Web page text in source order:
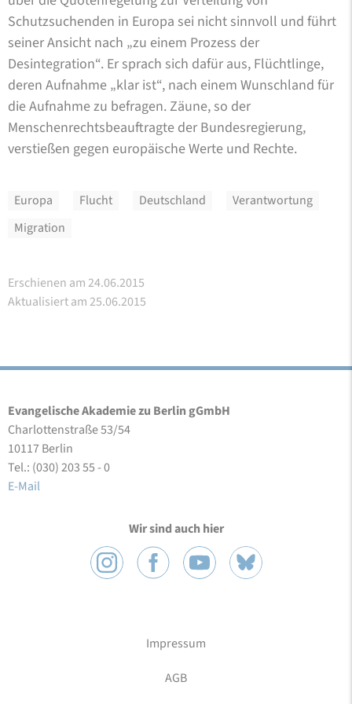
Schutzsuchenden in Europa sei nicht sinnvoll und führt
seiner Ansicht nach „zu einem Prozess der
Desintegration“. Er sprach sich dafür aus, Flüchtlinge,
deren Aufnahme „klar ist“, nach einem Wunschland für
die Aufnahme zu befragen. Zäune, so der
Menschenrechtsbeauftragte der Bundesregierung,
verstießen gegen europäische Werte und Rechte.
Europa Flucht Deutschland
Verantwortung
Migration
Erschienen am 24.06.2015
Aktualisiert am 25.06.2015
Evangelische Akademie zu Berlin gGmbH
Charlottenstraße 53/54
10117 Berlin
Tel.: (030) 203 55 - 0
E-Mail
Wir sind auch hier
Impressum
AGB